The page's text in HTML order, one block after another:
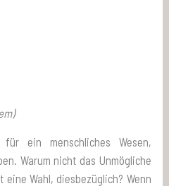
ein menschliches Wesen,
Warum nicht das Unmögliche
Wahl, diesbezüglich? Wenn